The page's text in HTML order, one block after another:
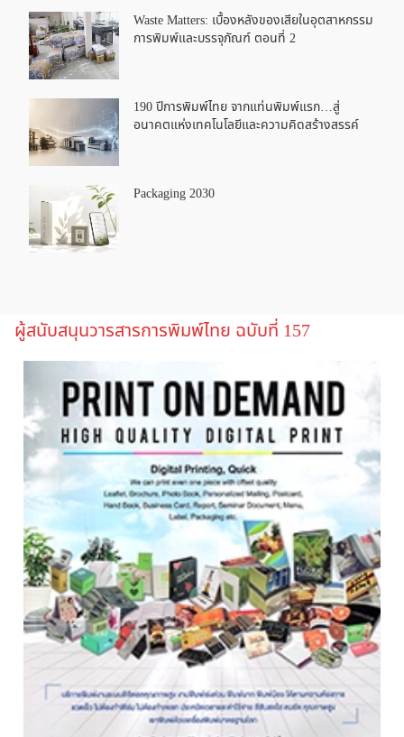
Waste Matters: เบื้องหลังของเสียในอุตสาหกรรม
การพิมพ์และบรรจุภัณฑ์ ตอนที่ 2
190 ปีการพิมพ์ไทย จากแท่นพิมพ์แรก…สู่
อนาคตแห่งเทคโนโลยีและความคิดสร้างสรรค์
Packaging 2030
ผู้สนับสนุนวารสารการพิมพ์ไทย ฉบับที่ 157